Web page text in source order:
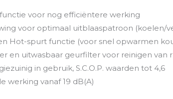
voor nog efficiëntere werking
voor optimaal uitblaaspatroon (koelen/
Hot-spurt functie (voor snel opwarmen
en uitwasbaar geurfilter voor reinigen van
in gebruik, S.C.O.P. waarden tot 4,6
werking vanaf 19 dB(A)